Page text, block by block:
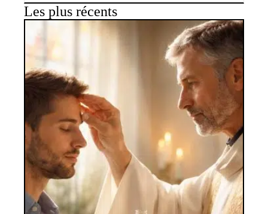
Les plus récents